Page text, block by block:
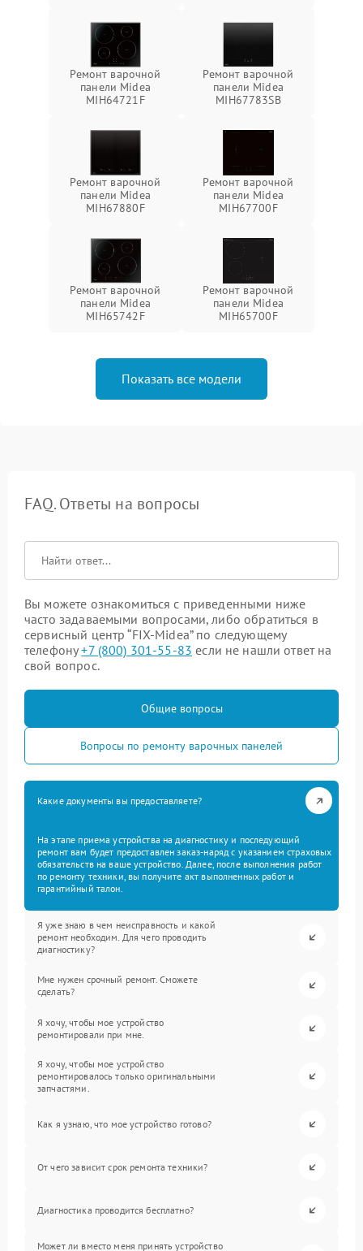
Ремонт варочной
панели Midea
MIH64721F
Ремонт варочной
панели Midea
MIH67783SB
Ремонт варочной
панели Midea
MIH67880F
Ремонт варочной
панели Midea
MIH67700F
Ремонт варочной
панели Midea
MIH65742F
Ремонт варочной
панели Midea
MIH65700F
Показать все модели
FAQ. Ответы на вопросы
Вы можете ознакомиться с приведенными ниже
часто задаваемыми вопросами, либо обратиться в
сервисный центр “FIX-Midea” по следующему
телефону+7 (800) 301-55-83 если не нашли ответ на
свой вопрос.
Общие вопросы
Вопросы по ремонту варочных панелей
Какие документы вы предоставляете?
На этапе приема устройства на диагностику и последующий
ремонт вам будет предоставлен заказ-наряд с указанием страховых
обязательств на ваше устройство. Далее, после выполнения работ
по ремонту техники, вы получите акт выполненных работ и
гарантийный талон.
Я уже знаю в чем неисправность и какой
ремонт необходим. Для чего проводить
диагностику?
Мне нужен срочный ремонт. Сможете
сделать?
Я хочу, чтобы мое устройство
ремонтировали при мне.
Я хочу, чтобы мое устройство
ремонтировалось только оригинальными
запчастями.
Как я узнаю, что мое устройство готово?
От чего зависит срок ремонта техники?
Диагностика проводится бесплатно?
Может ли вместо меня принять устройство